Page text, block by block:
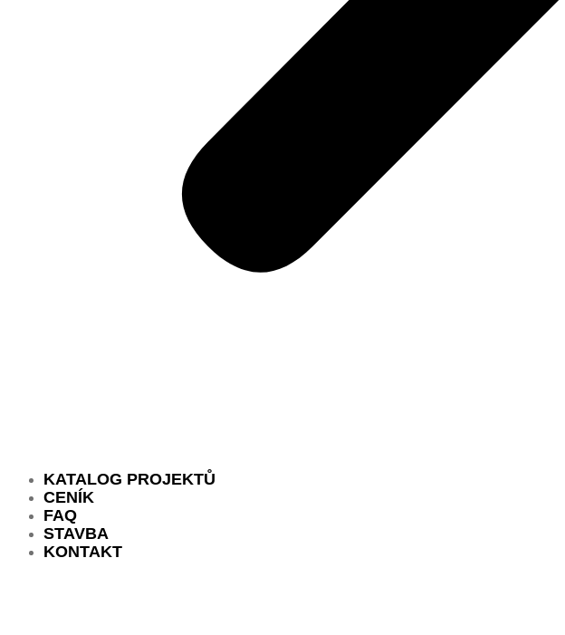
KATALOG PROJEKTŮ
CENÍK
FAQ
STAVBA
KONTAKT